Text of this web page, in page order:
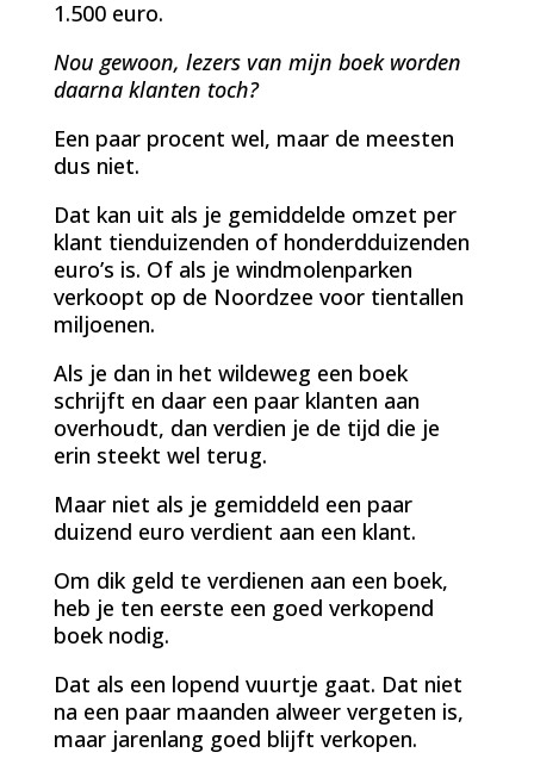
1.500 euro.
Nou gewoon, lezers van mijn boek worden
daarna klanten toch?
Een paar procent wel, maar de meesten
dus niet.
Dat kan uit als je gemiddelde omzet per
klant tienduizenden of honderdduizenden
euro’s is. Of als je windmolenparken
verkoopt op de Noordzee voor tientallen
miljoenen.
Als je dan in het wildeweg een boek
schrijft en daar een paar klanten aan
overhoudt, dan verdien je de tijd die je
erin steekt wel terug.
Maar niet als je gemiddeld een paar
duizend euro verdient aan een klant.
Om dik geld te verdienen aan een boek,
heb je ten eerste een goed verkopend
boek nodig.
Dat als een lopend vuurtje gaat. Dat niet
na een paar maanden alweer vergeten is,
maar jarenlang goed blijft verkopen.